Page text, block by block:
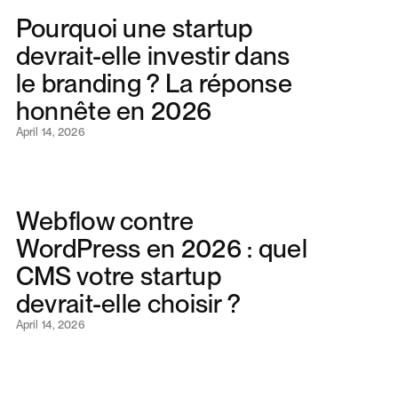
Pourquoi une startup
devrait-elle investir dans
le branding ? La réponse
honnête en 2026
April 14, 2026
Webflow contre
WordPress en 2026 : quel
CMS votre startup
devrait-elle choisir ?
April 14, 2026